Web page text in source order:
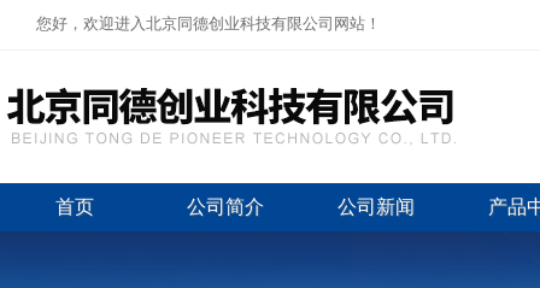
您好，欢迎进入北京同德创业科技有限公司网站！
首页 公司简介 公司新闻 产品